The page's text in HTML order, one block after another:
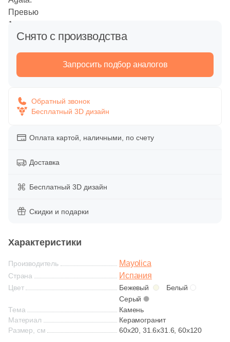
Вакансии
Дипломы и награды
Акции
Время работы:
сб-вс 10:00-18:00
Сопутствующие товары
Распродажи и акции %
Напольная
Декоративные элементы
Матовая
Глазурованная матовая
Лаппатированная
Полированная
Характеристики
Производитель Mayolica
Страна Испания
Цвет Бежевый
Белый
Серый
Тема
Камень
Материал
Керамогранит
Размер, см
60x20, 31.6x31.6, 60x120
Снято с производства
Запросить подбор аналогов
Обратный звонок
Бесплатный 3D дизайн
Оплата картой, наличными, по счету
Доставка
Бесплатный 3D дизайн
Скидки и подарки